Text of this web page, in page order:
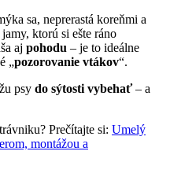
sa, neprerastá koreňmi a
ktorú si ešte ráno
aj pohodu – je to ideálne
„pozorovanie vtákov“.
psy do sýtosti vybehať– a
Prečítajte si: Umelý
montážou a